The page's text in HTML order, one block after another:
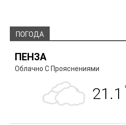
ПОГОДА
ПЕНЗА
Облачно С Прояснениями
21.1